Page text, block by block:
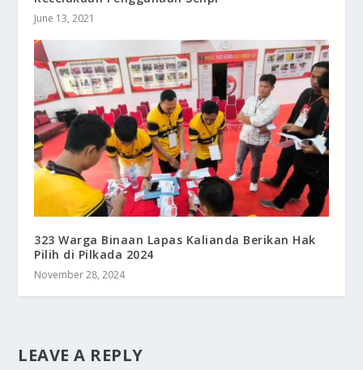
June 13, 2021
323 Warga Binaan Lapas Kalianda Berikan Hak
Pilih di Pilkada 2024
November 28, 2024
LEAVE A REPLY